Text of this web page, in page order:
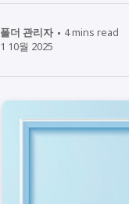
폴더 관리자 4mins read
1 10월 2025